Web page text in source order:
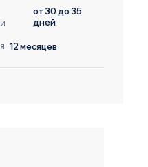
от 30 до 35
дней
12 месяцев
Даю согласие на
Даю согласие на